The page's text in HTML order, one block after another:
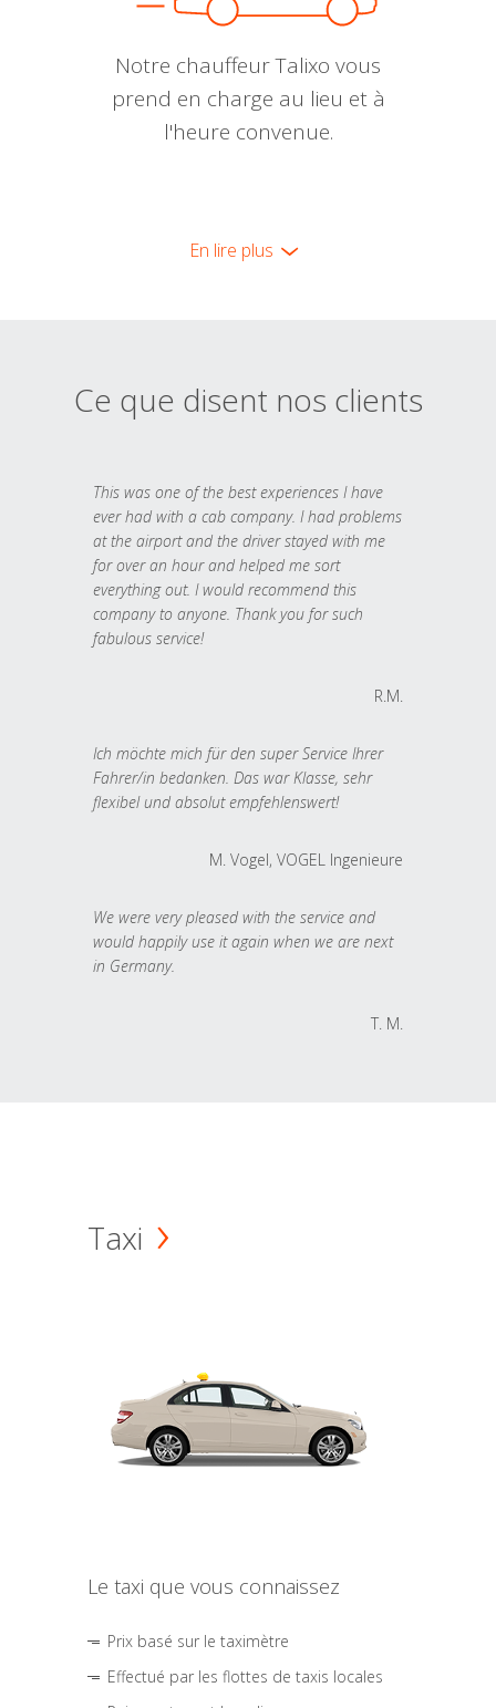
Notre chauffeur Talixo vous
prend en charge au lieu et à
l'heure convenue.
En lire plus
Ce que disent nos clients
This was one of the best experiences I have
ever had with a cab company. I had problems
at the airport and the driver stayed with me
for over an hour and helped me sort
everything out. I would recommend this
company to anyone. Thank you for such
fabulous service!
R.M.
Ich möchte mich für den super Service Ihrer
Fahrer/in bedanken. Das war Klasse, sehr
flexibel und absolut empfehlenswert!
M. Vogel, VOGEL Ingenieure
We were very pleased with the service and
would happily use it again when we are next
in Germany.
T. M.
Taxi
Le taxi que vous connaissez
Prix basé sur le taximètre
Effectué par les flottes de taxis locales